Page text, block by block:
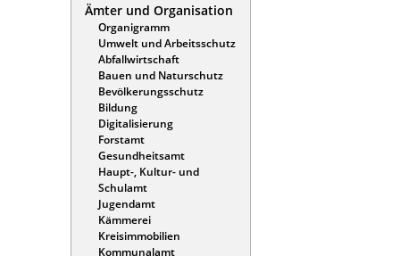
Ämter und Organisation
Organigramm
Umwelt und Arbeitsschutz
Abfallwirtschaft
Bauen und Naturschutz
Bevölkerungsschutz
Bildung
Digitalisierung
Forstamt
Gesundheitsamt
Haupt-, Kultur- und
Schulamt
Jugendamt
Kämmerei
Kreisimmobilien
Kommunalamt